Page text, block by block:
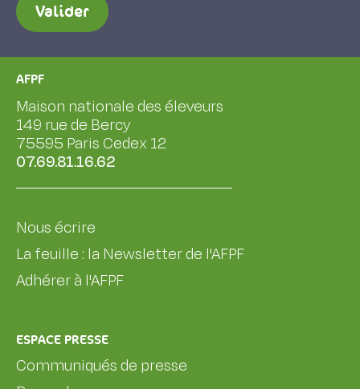
Valider
AFPF
Maison nationale des éleveurs
149 rue de Bercy
75595 Paris Cedex 12
07.69.81.16.62
Nous écrire
La feuille : la Newsletter de l'AFPF
Adhérer à l'AFPF
ESPACE PRESSE
Communiqués de presse